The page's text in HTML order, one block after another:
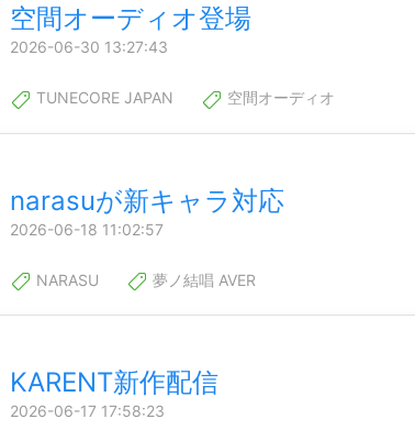
空間オーディオ登場
2026-06-30 13:27:43
TUNECORE JAPAN 空間オーディオ
narasuが新キャラ対応
2026-06-18 11:02:57
NARASU 夢ノ結唱 AVER
KARENT新作配信
2026-06-17 17:58:23